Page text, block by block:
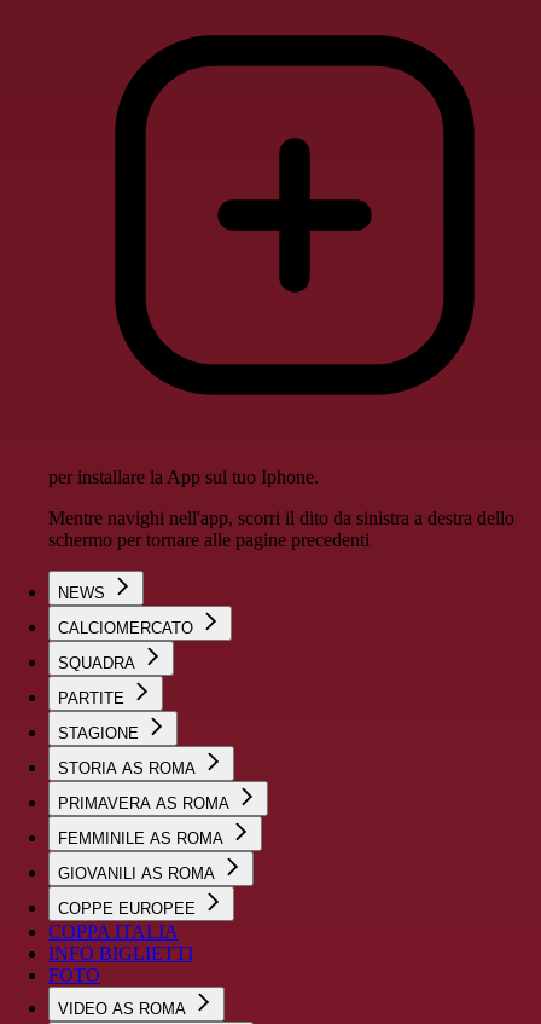
per installare la App sul tuo Iphone.
Mentre navighi nell'app, scorri il dito da sinistra a destra dello
schermo per tornare alle pagine precedenti
NEWS
CALCIOMERCATO
SQUADRA
PARTITE
STAGIONE
STORIA AS ROMA
PRIMAVERA AS ROMA
FEMMINILE AS ROMA
GIOVANILI AS ROMA
COPPE EUROPEE
COPPA ITALIA
INFO BIGLIETTI
FOTO
VIDEO AS ROMA